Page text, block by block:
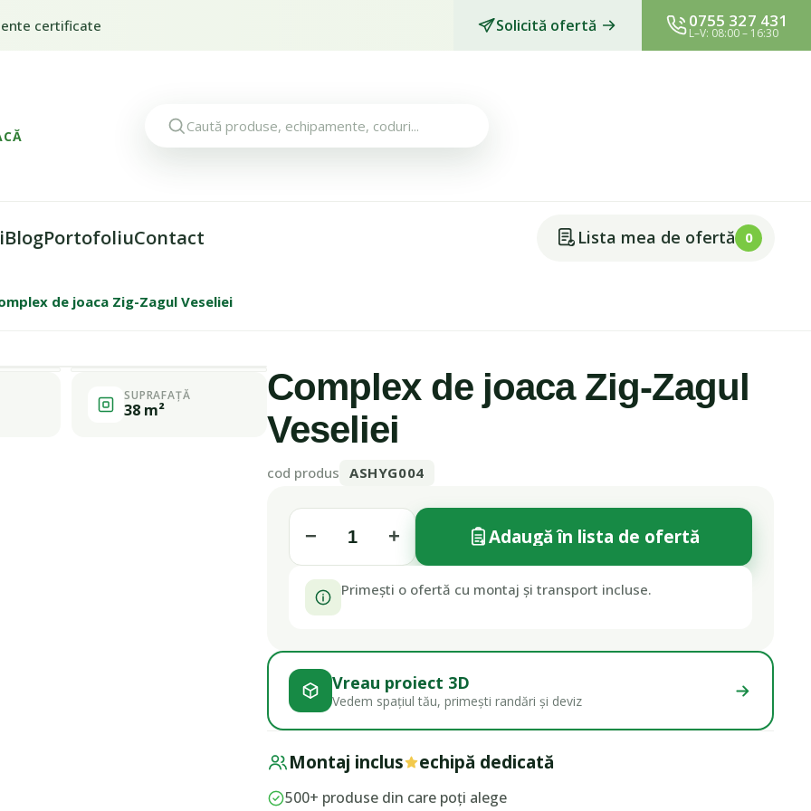
certificate Solicită ofertă 0755 327 431
L–V: 08:00 – 16:30
BlogPortofoliuContact Lista mea de ofertă 0
de joaca Zig-Zagul Veseliei
SUPRAFAȚĂ
38 m²
Complex de joaca Zig-Zagul
Veseliei
cod produs ASHYG004
− + Adaugă în lista de ofertă
Primești o ofertă cu montaj și transport incluse.
Vreau proiect 3D
Vedem spațiul tău, primești randări și deviz
Montaj inclus echipă dedicată
500+ produse din care poți alege